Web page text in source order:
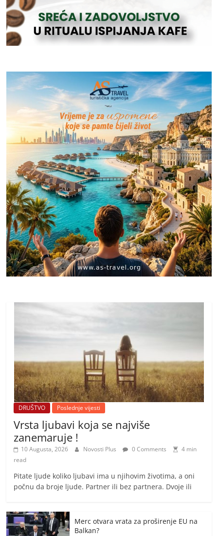
DRUŠTVO Poslednje vijesti
Vrsta ljubavi koja se najviše
zanemaruje !
10 Augusta, 2026 Novosti Plus 0 Comments
4 min
read
Pitate ljude koliko ljubavi ima u njihovim životima, a oni
počnu da broje ljude. Partner ili bez partnera. Dvoje ili
Merc otvara vrata za proširenje EU na
Balkan?